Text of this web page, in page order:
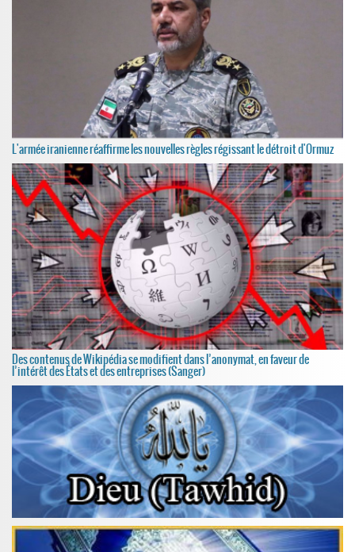
L'armée iranienne réaffirme les nouvelles règles régissant le détroit d'Ormuz
Des contenus de Wikipédia se modifient dans l’anonymat, en faveur de
l’intérêt des États et des entreprises (Sanger)